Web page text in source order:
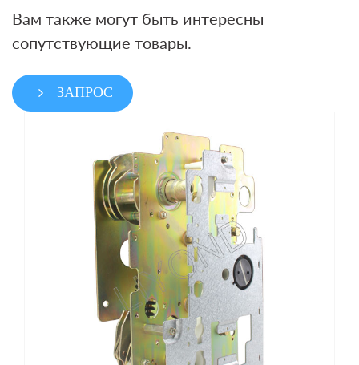
Вам также могут быть интересны
сопутствующие товары.
ЗАПРОС